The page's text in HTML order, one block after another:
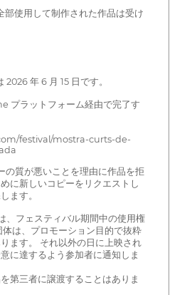
部使用して制作された作品は受け
2026 年 6 月 15 日です。
プラットフォーム経由で完了す
festival/mostra-curts-de-
の質が悪いことを理由に作品を拒
に新しいコピーをリクエストし
ます。
、フェスティバル期間中の使用権
は、プロモーション目的で抜粋
ます。 それ以外の日に上映され
に達するよう参加者に通知しま
第三者に譲渡することはありま